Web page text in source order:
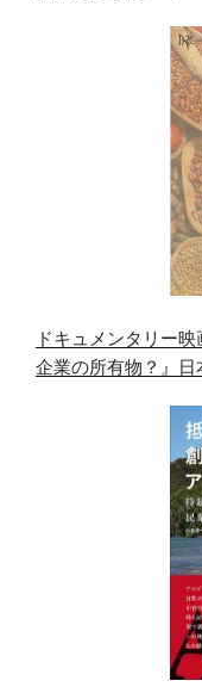
ドキュメンタリー
企業の所有物？』日